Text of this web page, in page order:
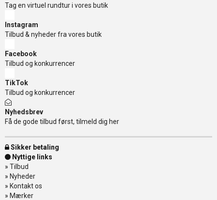
Tag en virtuel rundtur i vores butik
Instagram
Tilbud & nyheder fra vores butik
Facebook
Tilbud og konkurrencer
TikTok
Tilbud og konkurrencer
Nyhedsbrev
Få de gode tilbud først, tilmeld dig her
Sikker betaling
Nyttige links
» Tilbud
» Nyheder
» Kontakt os
» Mærker